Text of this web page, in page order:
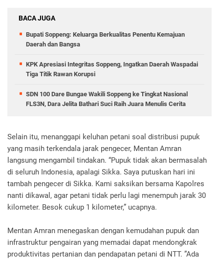
BACA JUGA
Bupati Soppeng: Keluarga Berkualitas Penentu Kemajuan
Daerah dan Bangsa
KPK Apresiasi Integritas Soppeng, Ingatkan Daerah Waspadai
Tiga Titik Rawan Korupsi
SDN 100 Dare Bungae Wakili Soppeng ke Tingkat Nasional
FLS3N, Dara Jelita Bathari Suci Raih Juara Menulis Cerita
Selain itu, menanggapi keluhan petani soal distribusi pupuk
yang masih terkendala jarak pengecer, Mentan Amran
langsung mengambil tindakan. “Pupuk tidak akan bermasalah
di seluruh Indonesia, apalagi Sikka. Saya putuskan hari ini
tambah pengecer di Sikka. Kami saksikan bersama Kapolres
nanti dikawal, agar petani tidak perlu lagi menempuh jarak 30
kilometer. Besok cukup 1 kilometer,” ucapnya.
Mentan Amran menegaskan dengan kemudahan pupuk dan
infrastruktur pengairan yang memadai dapat mendongkrak
produktivitas pertanian dan pendapatan petani di NTT. ”Ada